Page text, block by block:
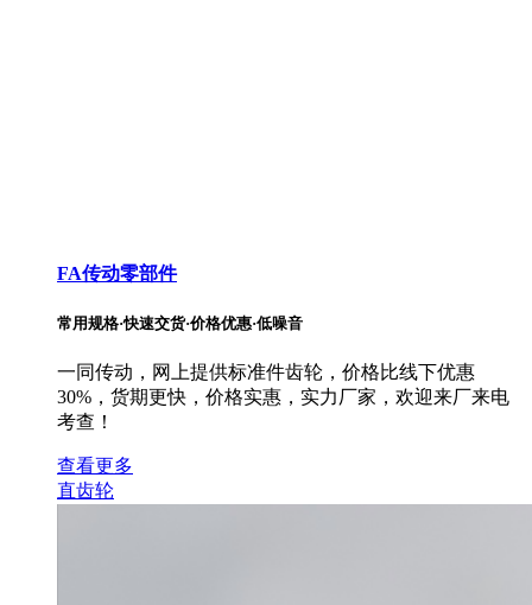
FA传动零部件
常用规格·快速交货·价格优惠·低噪音
一同传动，网上提供标准件齿轮，价格比线下优惠
30%，货期更快，价格实惠，实力厂家，欢迎来厂来电
考查！
查看更多
直齿轮